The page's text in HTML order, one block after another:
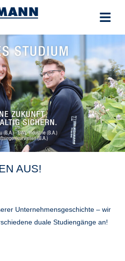
AUS!
Unternehmensgeschichte – wir
duale Studiengänge an!